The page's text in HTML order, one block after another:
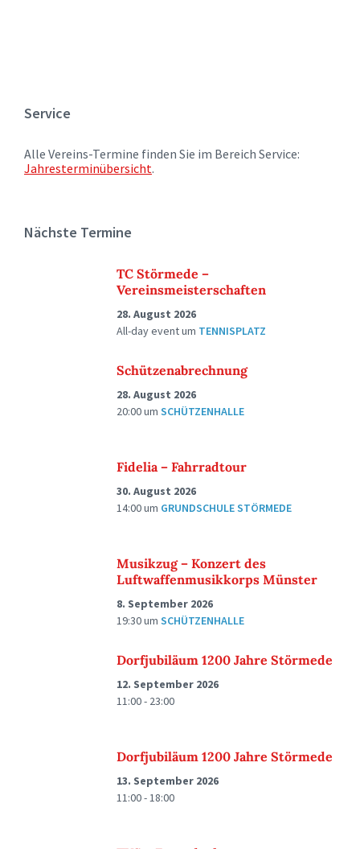
Service
Alle Vereins-Termine finden Sie im Bereich Service:
Jahresterminübersicht.
Nächste Termine
TC Störmede –
Vereinsmeisterschaften
28. August 2026
All-day eventum TENNISPLATZ
Schützenabrechnung
28. August 2026
20:00um SCHÜTZENHALLE
Fidelia – Fahrradtour
30. August 2026
14:00um GRUNDSCHULE STÖRMEDE
Musikzug – Konzert des
Luftwaffenmusikkorps Münster
8. September 2026
19:30um SCHÜTZENHALLE
Dorfjubiläum 1200 Jahre Störmede
12. September 2026
11:00 - 23:00
Dorfjubiläum 1200 Jahre Störmede
13. September 2026
11:00 - 18:00